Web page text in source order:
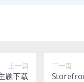
上一篇
题下载
下一篇